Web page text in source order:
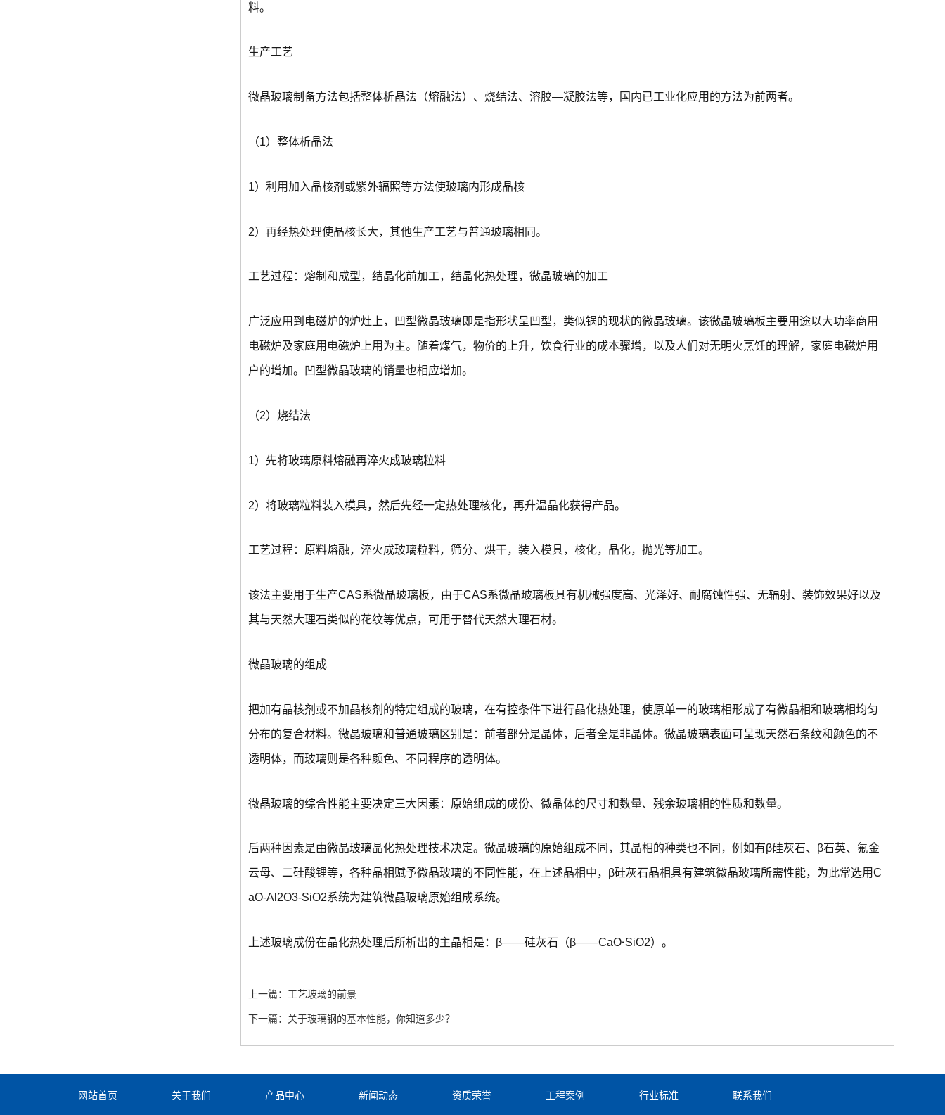
料。
生产工艺
微晶玻璃制备方法包括整体析晶法（熔融法）、烧结法、溶胶—凝胶法等，国内已工业化应用的方法为前两者。
（1）整体析晶法
1）利用加入晶核剂或紫外辐照等方法使玻璃内形成晶核
2）再经热处理使晶核长大，其他生产工艺与普通玻璃相同。
工艺过程：熔制和成型，结晶化前加工，结晶化热处理，微晶玻璃的加工
广泛应用到电磁炉的炉灶上，凹型微晶玻璃即是指形状呈凹型，类似锅的现状的微晶玻璃。该微晶玻璃板主要用途以大功率商用
电磁炉及家庭用电磁炉上用为主。随着煤气，物价的上升，饮食行业的成本骤增，以及人们对无明火烹饪的理解，家庭电磁炉用
户的增加。凹型微晶玻璃的销量也相应增加。
（2）烧结法
1）先将玻璃原料熔融再淬火成玻璃粒料
2）将玻璃粒料装入模具，然后先经一定热处理核化，再升温晶化获得产品。
工艺过程：原料熔融，淬火成玻璃粒料，筛分、烘干，装入模具，核化，晶化，抛光等加工。
该法主要用于生产CAS系微晶玻璃板，由于CAS系微晶玻璃板具有机械强度高、光泽好、耐腐蚀性强、无辐射、装饰效果好以及
其与天然大理石类似的花纹等优点，可用于替代天然大理石材。
微晶玻璃的组成
把加有晶核剂或不加晶核剂的特定组成的玻璃，在有控条件下进行晶化热处理，使原单一的玻璃相形成了有微晶相和玻璃相均匀
分布的复合材料。微晶玻璃和普通玻璃区别是：前者部分是晶体，后者全是非晶体。微晶玻璃表面可呈现天然石条纹和颜色的不
透明体，而玻璃则是各种颜色、不同程序的透明体。
微晶玻璃的综合性能主要决定三大因素：原始组成的成份、微晶体的尺寸和数量、残余玻璃相的性质和数量。
后两种因素是由微晶玻璃晶化热处理技术决定。微晶玻璃的原始组成不同，其晶相的种类也不同，例如有β硅灰石、β石英、氟金
云母、二硅酸锂等，各种晶相赋予微晶玻璃的不同性能，在上述晶相中，β硅灰石晶相具有建筑微晶玻璃所需性能，为此常选用C
aO-Al2O3-SiO2系统为建筑微晶玻璃原始组成系统。
上述玻璃成份在晶化热处理后所析出的主晶相是：β——硅灰石（β——CaO·SiO2）。
上一篇： 工艺玻璃的前景
下一篇： 关于玻璃钢的基本性能，你知道多少？
网站首页 关于我们 产品中心 新闻动态 资质荣誉 工程案例 行业标准 联系我们